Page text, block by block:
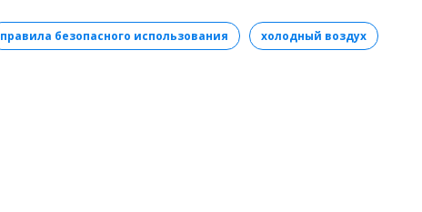
правила безопасного использования холодный воздух